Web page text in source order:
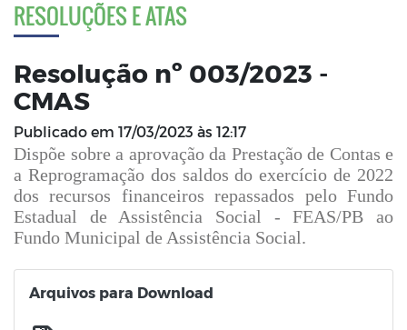
RESOLUÇÕES E ATAS
Resolução nº 003/2023 -
CMAS
Publicado em 17/03/2023 às 12:17
Dispõe sobre a aprovação da Prestação de Contas e
a Reprogramação dos saldos do exercício de 2022
dos recursos financeiros repassados pelo Fundo
Estadual de Assistência Social - FEAS/PB ao
Fundo Municipal de Assistência Social.
Arquivos para Download